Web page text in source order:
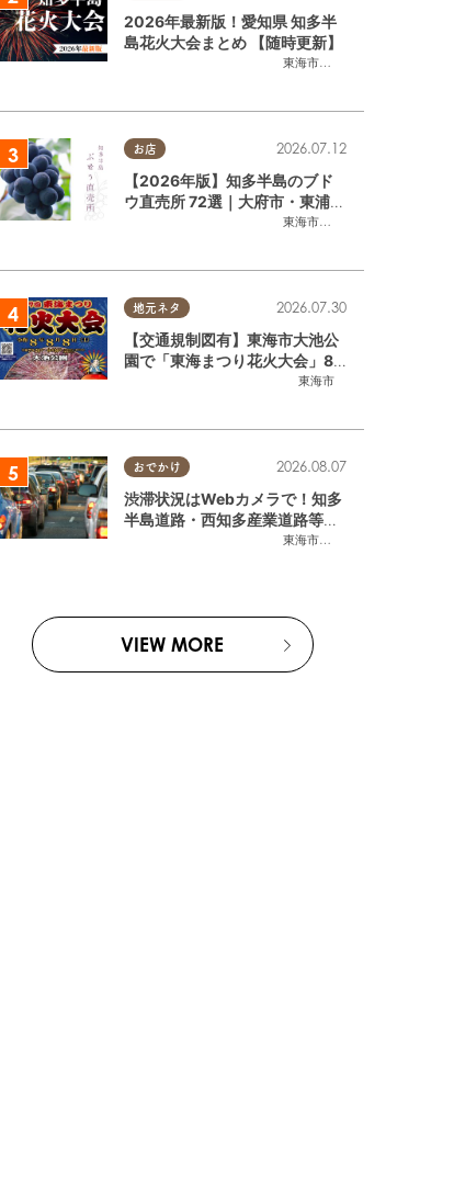
東海市
,大府市
2026年最新版！愛知県 知多半
島花火大会まとめ 【随時更新】
お店
東海市
,大府市
2026.07.12
【2026年版】知多半島のブド
ウ直売所 72選｜大府市・東浦町
ほかエリア別に一挙紹介
地元ネタ
東海市
2026.07.30
【交通規制図有】東海市大池公
園で「東海まつり花火大会」8/
8(土)に開催｜購入方法や駐車場
おでかけ
東海市
,大府市
2026.08.07
渋滞状況はWebカメラで！知多
半島道路・西知多産業道路等の
VIEW MORE